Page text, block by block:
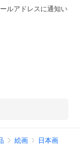
ルアドレスに通知い
ップフィット式で設
絵画 日本画